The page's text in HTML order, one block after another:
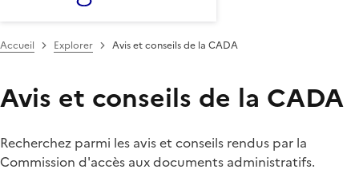
Accueil Explorer Avis et conseils de la CADA
Avis et conseils de la CADA
Recherchez parmi les avis et conseils rendus par la
Commission d'accès aux documents administratifs.